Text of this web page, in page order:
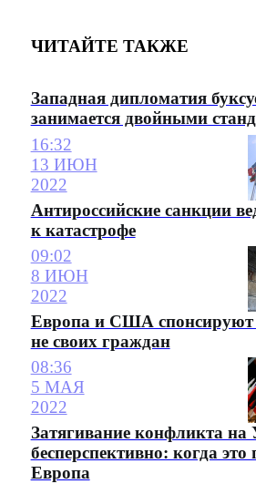
ЧИТАЙТЕ ТАКЖЕ
Западная дипломатия
занимается двойными
16:32
13 ИЮН
2022
Антироссийские санкции
к катастрофе
09:02
8 ИЮН
2022
Европа и США спонсируют
не своих граждан
08:36
5 МАЯ
2022
Затягивание конфликта на
бесперспективно: когда это
Европа